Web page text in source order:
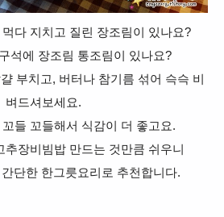
다 지치고 질린 장조림이 있나요?
석에 장조림 통조림이 있나요?
부치고, 버터나 참기름 섞어 슥슥 비
벼드셔보세요.
들 꼬들해서 식감이 더 좋고요.
추장비빔밥 만드는 것만큼 쉬우니
간단한 한그릇요리로 추천합니다.